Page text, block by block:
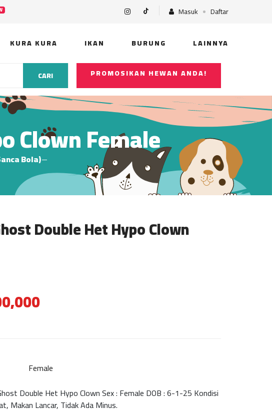
Masuk Daftar
KURA KURA IKAN BURUNG LAINNYA
CARI PROMOSIKAN HEWAN ANDA!
Clown Female
Bola)
Double Het Hypo Clown
Female
Double Het Hypo Clown Sex : Female DOB : 6-1-25 Kondisi
Makan Lancar, Tidak Ada Minus.